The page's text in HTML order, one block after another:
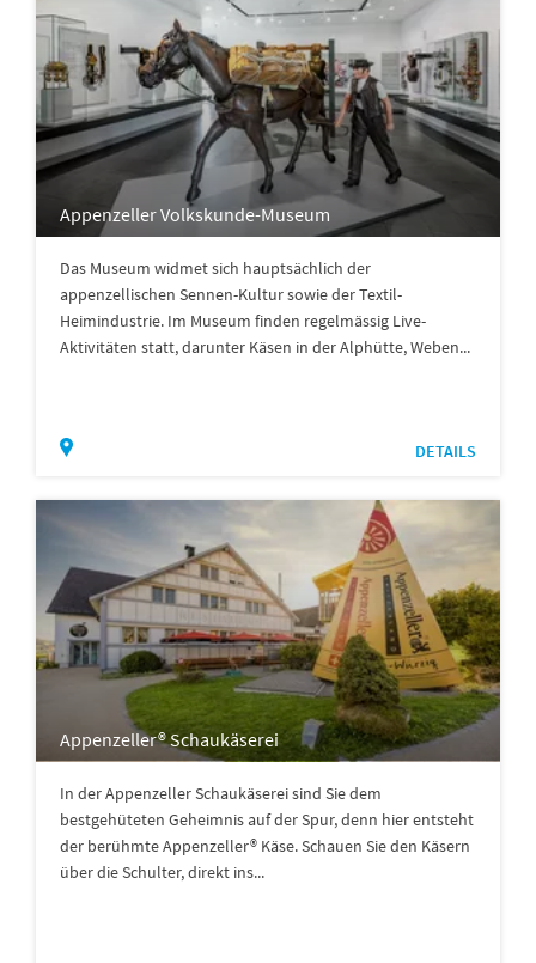
Appenzeller Volkskunde-Museum
Das Museum widmet sich hauptsächlich der
appenzellischen Sennen-Kultur sowie der Textil-
Heimindustrie. Im Museum finden regelmässig Live-
Aktivitäten statt, darunter Käsen in der Alphütte, Weben...
DETAILS
Appenzeller® Schaukäserei
In der Appenzeller Schaukäserei sind Sie dem
bestgehüteten Geheimnis auf der Spur, denn hier entsteht
der berühmte Appenzeller® Käse. Schauen Sie den Käsern
über die Schulter, direkt ins...